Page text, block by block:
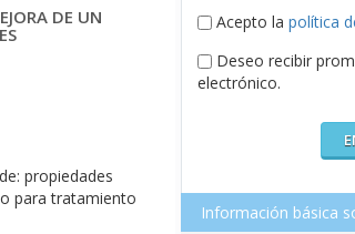
DE UN
propiedades
para tratamiento
Acepto la política
Deseo recibir
electrónico.
Información básica